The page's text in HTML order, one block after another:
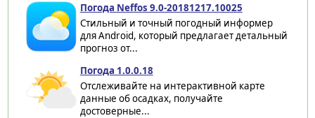
Погода Neffos 9.0-20181217.10025
Стильный и точный погодный информер
для Android, который предлагает детальный
прогноз от...
Погода 1.0.0.18
Отслеживайте на интерактивной карте
данные об осадках, получайте
достоверные...